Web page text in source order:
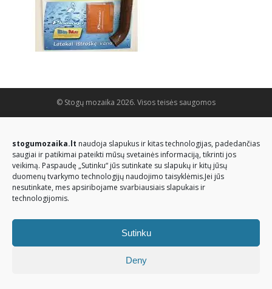
stogumozaika.lt naudoja slapukus ir kitas technologijas, padedančias
saugiai ir patikimai pateikti mūsų svetainės informaciją, tikrinti jos
veikimą. Paspaudę „Sutinku“ jūs sutinkate su slapukų ir kitų jūsų
duomenų tvarkymo technologijų naudojimo taisyklėmis.Jei jūs
nesutinkate, mes apsiribojame svarbiausiais slapukais ir
technologijomis.
Sutinku
Deny
© Stogų mozaika 2026. Visos teisės saugomos